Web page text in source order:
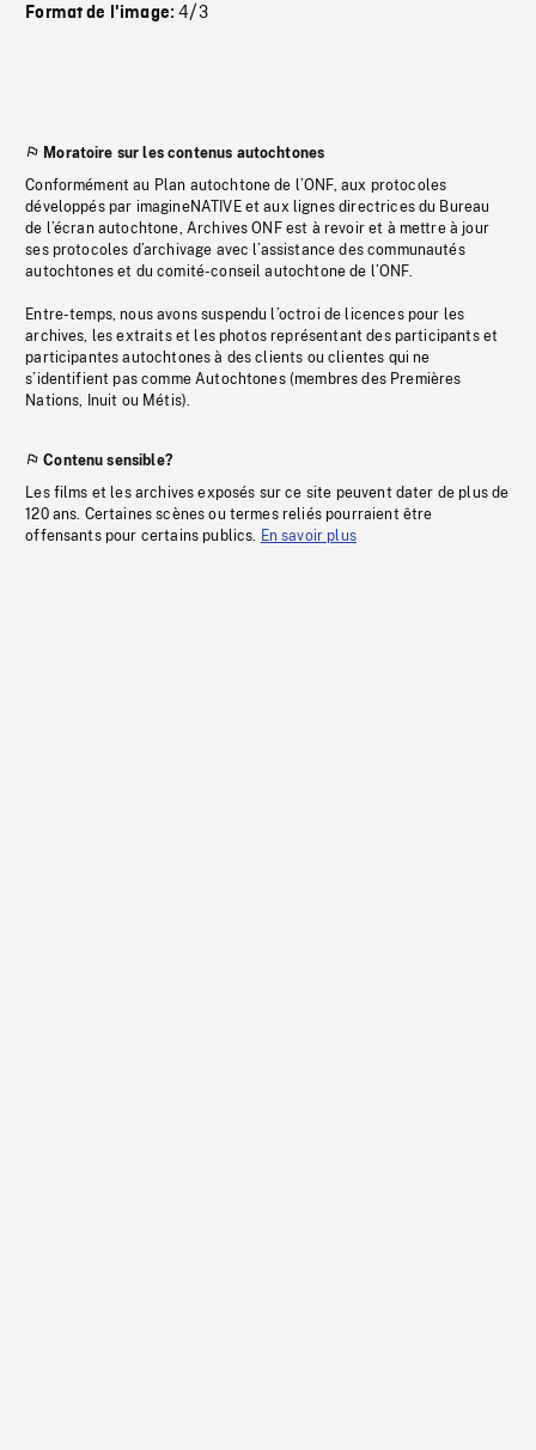
Format de l'image:4/3
Moratoire sur les contenus autochtones
Conformément au Plan autochtone de l’ONF, aux protocoles
développés par imagineNATIVE et aux lignes directrices du Bureau
de l’écran autochtone, Archives ONF est à revoir et à mettre à jour
ses protocoles d’archivage avec l’assistance des communautés
autochtones et du comité-conseil autochtone de l’ONF.
Entre-temps, nous avons suspendu l’octroi de licences pour les
archives, les extraits et les photos représentant des participants et
participantes autochtones à des clients ou clientes qui ne
s’identifient pas comme Autochtones (membres des Premières
Nations, Inuit ou Métis).
Contenu sensible?
Les films et les archives exposés sur ce site peuvent dater de plus de
120 ans. Certaines scènes ou termes reliés pourraient être
offensants pour certains publics. En savoir plus